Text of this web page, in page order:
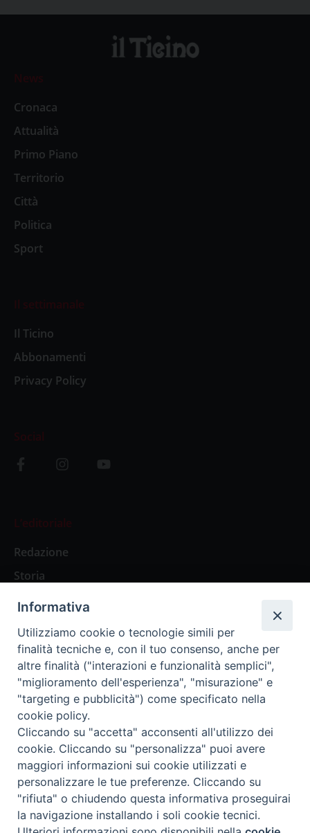
News
Cronaca
Attualità
Primo Piano
Territorio
Città
Politica
Sport
Il settimanale
Il Ticino
Abbonamenti
Privacy Policy
Social
L’editoriale
Redazione
Storia
Abbonamenti
Abbonamento Annuale Digitale
Abbonamento Annuale Cartaceo
Abbonamento Singola Copia Digitale
Redazione: Pavia, Piazza Duomo 11 - tel. 0382.24736 -
amministrazione@ilticino.it - repossi@ilticino.it - P.
IVA: 00213430184
Informativa
Utilizziamo cookie o tecnologie simili per
finalità tecniche e, con il tuo consenso, anche per
altre finalità ("interazioni e funzionalità semplici",
"miglioramento dell'esperienza", "misurazione" e
"targeting e pubblicità") come specificato nella
cookie policy.
Cliccando su "accetta" acconsenti all'utilizzo dei
cookie. Cliccando su "personalizza" puoi avere
maggiori informazioni sui cookie utilizzati e
personalizzare le tue preferenze. Cliccando su
"rifiuta" o chiudendo questa informativa proseguirai
la navigazione installando i soli cookie tecnici.